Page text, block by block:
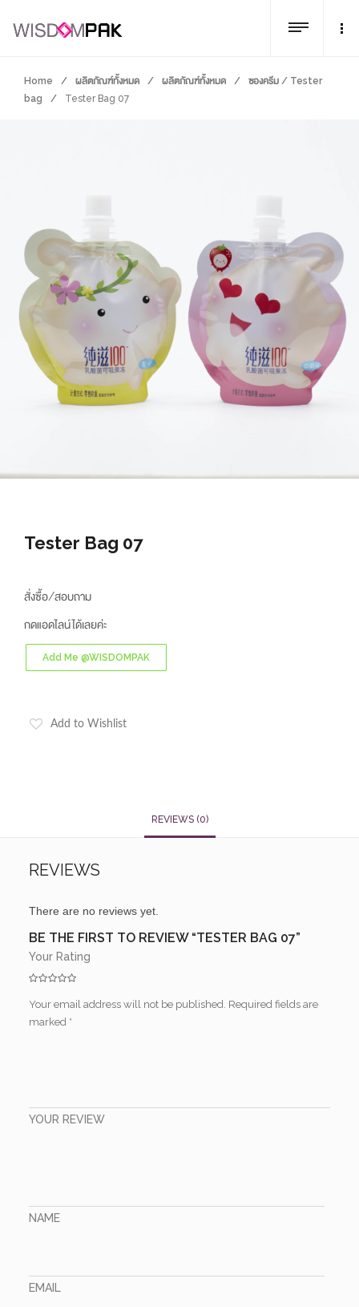
Home / ผลิตภัณฑ์ทั้งหมด / ผลิตภัณฑ์ทั้งหมด /
ซองครีม / Tester
bag
/ Tester Bag 07
Tester Bag 07
สั่งซื้อ/สอบถาม
กดแอดไลน์ได้เลยค่ะ
Add Me @WISDOMPAK
Add to Wishlist
REVIEWS (0)
REVIEWS
There are no reviews yet.
BE THE FIRST TO REVIEW “TESTER BAG 07”
Your email address will not be published. Required fields are
marked *
Your Rating
YOUR REVIEW
NAME
EMAIL